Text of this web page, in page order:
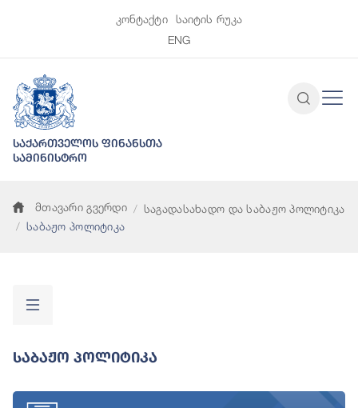
კონტაქტი
საიტის რუკა
ENG
საქართველოს ფინანსთა
სამინისტრო
მთავარი გვერდი
საგადასახადო და საბაჟო პოლიტიკა
საბაჟო პოლიტიკა
Საბაჟო Პოლიტიკა